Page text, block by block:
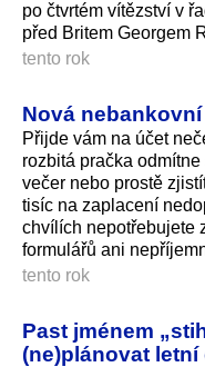
po čtvrtém vítězství v
před Britem Georgem
tento rok
Nová
Přijde vám na účet
rozbitá pračka
večer nebo prostě
tisíc na zaplacení
chvílích nepotřebujete
formulářů ani
tento rok
Past jménem
(ne)plánovat